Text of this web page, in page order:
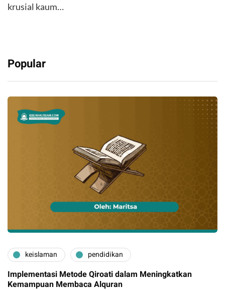
krusial kaum…
Popular
keislaman pendidikan
Implementasi Metode Qiroati dalam Meningkatkan
Kemampuan Membaca Alquran